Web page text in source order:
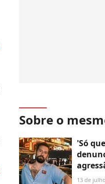
Sobre o
'Só
ex-
13 de